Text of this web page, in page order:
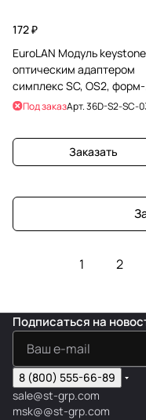
172 ₽
EuroLAN Модуль
оптическим адаптером
симплекс SC, OS2, форм-
фактор keystone белый,
Под заказАрт.36D-S2-SC-
Заказать
1 2
Подписаться на
8 (800) 555-66-89
sale@st-grp.com
msk@@st-grp.com